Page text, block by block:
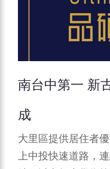
南台中第一 新
成
大里區提供居住者
上中投快速道路，